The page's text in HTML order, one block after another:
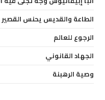
الطاعة والقديس يحنس القصير
الرجوع للعالم
الجهاد القانوني
وصية الرهبنة